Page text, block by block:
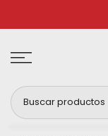
al